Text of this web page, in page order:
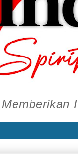
Memberikan